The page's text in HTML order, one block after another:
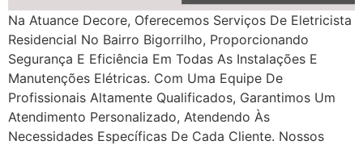
Na Atuance Decore, Oferecemos Serviços De Eletricista
Residencial No Bairro Bigorrilho, Proporcionando
Segurança E Eficiência Em Todas As Instalações E
Manutenções Elétricas. Com Uma Equipe De
Profissionais Altamente Qualificados, Garantimos Um
Atendimento Personalizado, Atendendo Às
Necessidades Específicas De Cada Cliente. Nossos